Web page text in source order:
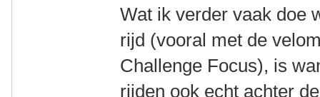
Wat ik verder vaak doe
rijd (vooral met de
Challenge Focus), is
rijden ook echt achter